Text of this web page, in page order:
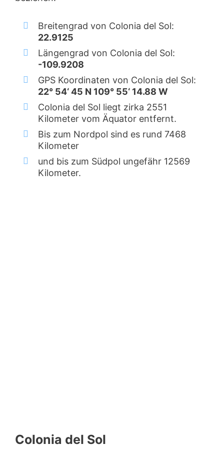
Breitengrad von Colonia del Sol:
22.9125
Längengrad von Colonia del Sol:
-109.9208
GPS Koordinaten von Colonia del Sol:
22° 54‘ 45 N 109° 55‘ 14.88 W
Colonia del Sol liegt zirka 2551
Kilometer vom Äquator entfernt.
Bis zum Nordpol sind es rund 7468
Kilometer
und bis zum Südpol ungefähr 12569
Kilometer.
Colonia del Sol